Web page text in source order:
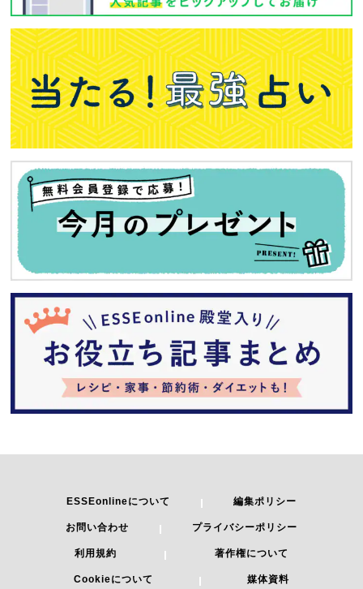
ESSEonlineについて 編集ポリシー
お問い合わせ プライバシーポリシー
利用規約 著作権について
Cookieについて 媒体資料